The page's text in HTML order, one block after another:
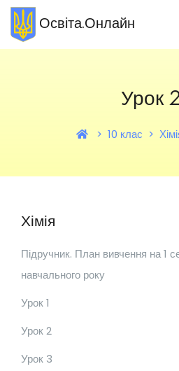
Освіта.Онлайн
Урок
10 клас
Хімія
Підручник. План вивчення на 1
навчального року
Урок 1
Урок 2
Урок 3